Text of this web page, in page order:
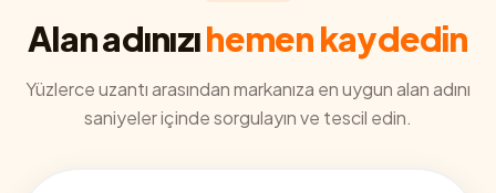
Alan adınızıhemen kaydedin
Yüzlerce uzantı arasından markanıza en uygun alan adını
saniyeler içinde sorgulayın ve tescil edin.